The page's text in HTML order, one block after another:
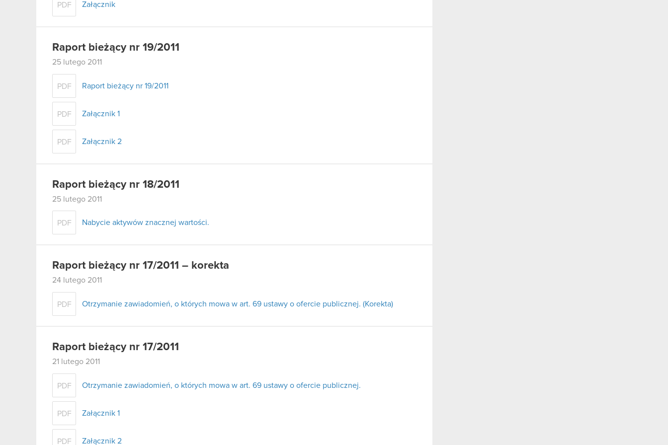
PDF Załącznik
Raport bieżący nr 19/2011
25 lutego 2011
PDF Raport bieżący nr 19/2011
PDF Załącznik 1
PDF Załącznik 2
Raport bieżący nr 18/2011
25 lutego 2011
PDF Nabycie aktywów znacznej wartości.
Raport bieżący nr 17/2011 – korekta
24 lutego 2011
PDF Otrzymanie zawiadomień, o których mowa w art. 69 ustawy o ofercie publicznej. (Korekta)
Raport bieżący nr 17/2011
21 lutego 2011
PDF Otrzymanie zawiadomień, o których mowa w art. 69 ustawy o ofercie publicznej.
PDF Załącznik 1
PDF Załącznik 2